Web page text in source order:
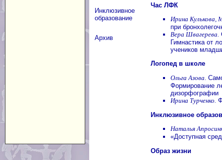
Инклюзивное
образование
Архив
Час ЛФК
Ирина Кулькова,
при
Вера Швагерева.
Гимнастика от
учеников
Логопед в школе
Ольга Азова.
Формирование
дизорфографии
Ирина Турченко.
Инклюзивное
Наталья
«Доступная
Образ жизни